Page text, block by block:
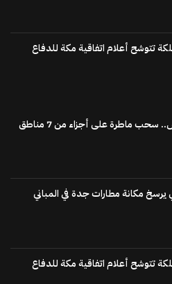
تتوشح أعلام اتفاقية مكة للدفاع
سحب ماطرة على أجزاء من 7 مناطق
يرسخ مكانة مطارات جدة في المباني
تتوشح أعلام اتفاقية مكة للدفاع